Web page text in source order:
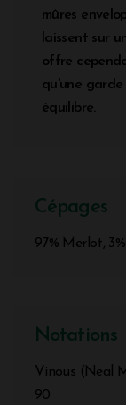
mûres
laissent sur
offre
qu'une
équilibre.
Cépages
97% Merlot,
Notations
Vinous (Neal
90